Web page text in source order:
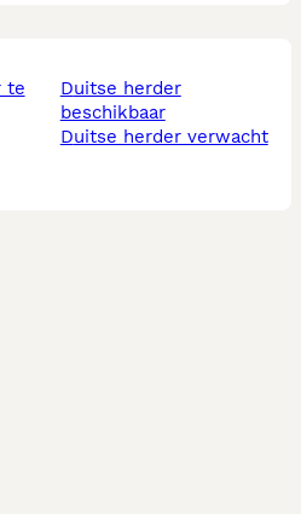
duitse herder
beschikbaar
duitse herder verwacht